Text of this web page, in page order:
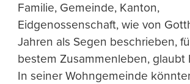
Familie, Gemeinde, Kanton,
Eidgenossenschaft, wie von
Jahren als Segen beschrieben,
bestem Zusammenleben, glaubt
In seiner Wohngemeinde